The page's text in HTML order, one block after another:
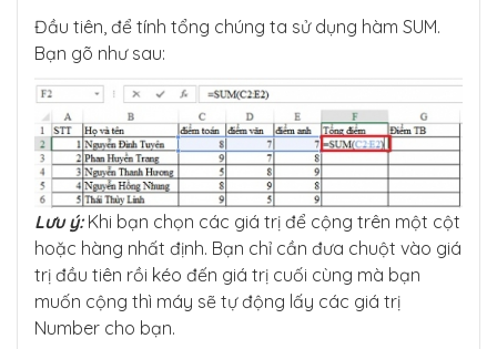
Đầu tiên, để tính tổng chúng ta sử dụng hàm SUM.
Bạn gõ như sau:
Lưu ý:Khi bạn chọn các giá trị để cộng trên một cột
hoặc hàng nhất định. Bạn chỉ cần đưa chuột vào giá
trị đầu tiên rồi kéo đến giá trị cuối cùng mà bạn
muốn cộng thì máy sẽ tự động lấy các giá trị
Number cho bạn.